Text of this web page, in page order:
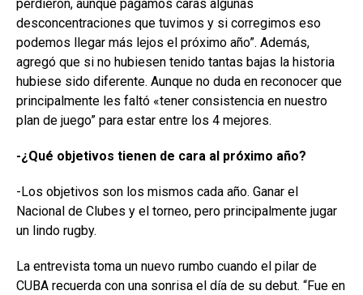
perdieron, aunque pagamos caras algunas
desconcentraciones que tuvimos y si corregimos eso
podemos llegar más lejos el próximo año”. Además,
agregó que si no hubiesen tenido tantas bajas la historia
hubiese sido diferente. Aunque no duda en reconocer que
principalmente les faltó «tener consistencia en nuestro
plan de juego” para estar entre los 4 mejores.
-¿Qué objetivos tienen de cara al próximo año?
-Los objetivos son los mismos cada año. Ganar el
Nacional de Clubes y el torneo, pero principalmente jugar
un lindo rugby.
La entrevista toma un nuevo rumbo cuando el pilar de
CUBA recuerda con una sonrisa el día de su debut. “Fue en